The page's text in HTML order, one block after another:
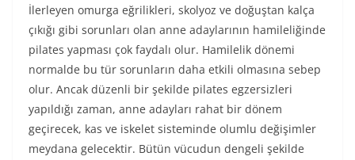
İlerleyen omurga eğrilikleri, skolyoz ve doğuştan kalça
çıkığı gibi sorunları olan anne adaylarının hamileliğinde
pilates yapması çok faydalı olur. Hamilelik dönemi
normalde bu tür sorunların daha etkili olmasına sebep
olur. Ancak düzenli bir şekilde pilates egzersizleri
yapıldığı zaman, anne adayları rahat bir dönem
geçirecek, kas ve iskelet sisteminde olumlu değişimler
meydana gelecektir. Bütün vücudun dengeli şekilde